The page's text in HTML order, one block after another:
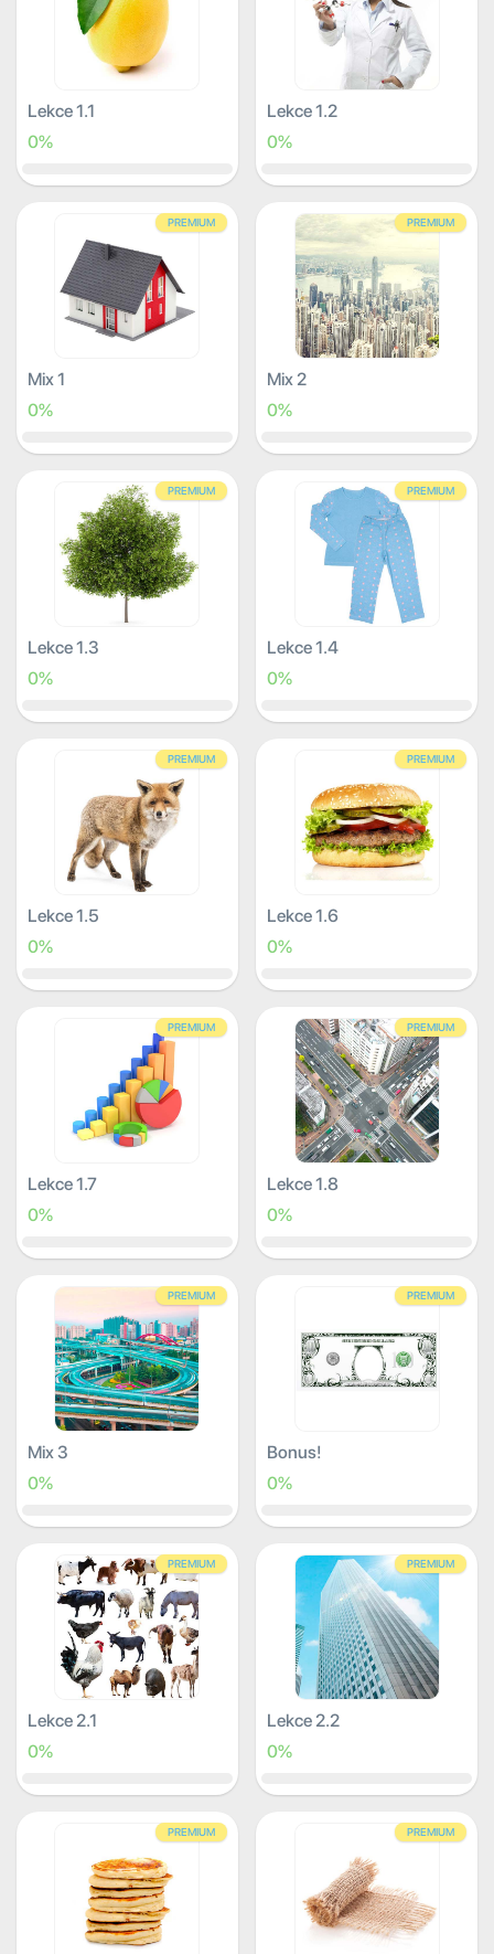
Lekce 1.1
0%
Lekce 1.2
0%
PREMIUM
Mix 1
0%
PREMIUM
Mix 2
0%
PREMIUM
Lekce 1.3
0%
PREMIUM
Lekce 1.4
0%
PREMIUM
Lekce 1.5
0%
PREMIUM
Lekce 1.6
0%
PREMIUM
Lekce 1.7
0%
PREMIUM
Lekce 1.8
0%
PREMIUM
Mix 3
0%
PREMIUM
Bonus!
0%
PREMIUM
Lekce 2.1
0%
PREMIUM
Lekce 2.2
0%
PREMIUM PREMIUM